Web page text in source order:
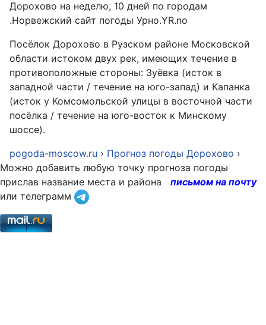
Дорохово на неделю, 10 дней по городам
.Норвежский сайт погоды Урно.YR.no
Посёлок Дорохово в Рузском районе Московской
области истоком двух рек, имеющих течение в
противоположные стороны: Зуёвка (исток в
западной части / течение на юго-запад) и Капанка
(исток у Комсомольской улицы в восточной части
посёлка / течение на юго-восток к Минскому
шоссе).
pogoda-moscow.ru › Прогноз погоды Дорохово ›
Можно добавить любую точку прогноза погоды
прислав название места и района
письмом на почту
или телеграмм